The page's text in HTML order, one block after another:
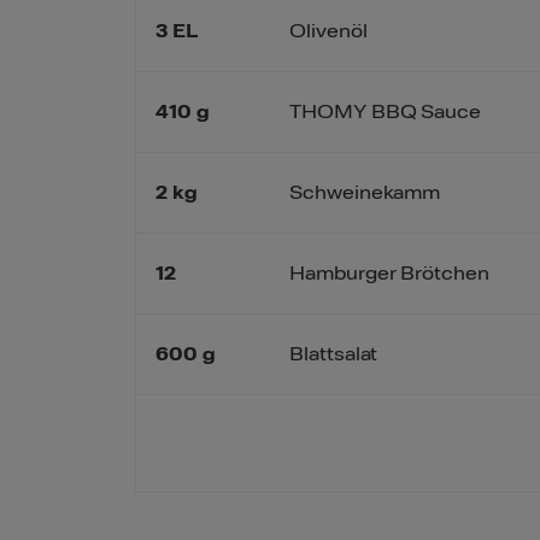
3 EL
410 g
2 kg
12
600 g
Olivenöl
THOMY BBQ Sauce
Schweinekamm
Hamburger Brötchen
Blattsalat